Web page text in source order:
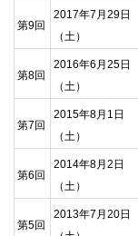
第9回
2017年7月29日
（土）
第8回
2016年6月25日
（土）
第7回
2015年8月1日
（土）
第6回
2014年8月2日
（土）
第5回
2013年7月20日